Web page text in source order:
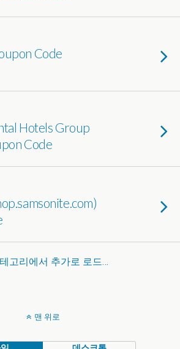
Code
Hotels Group
Code
고리에서 추가로 로드…
맨 위로